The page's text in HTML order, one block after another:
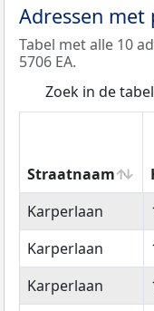
Adressen met
Tabel met alle 10
5706 EA.
Zoek in de
Straatnaam
Straatnaam
Karperlaan
Karperlaan
Karperlaan